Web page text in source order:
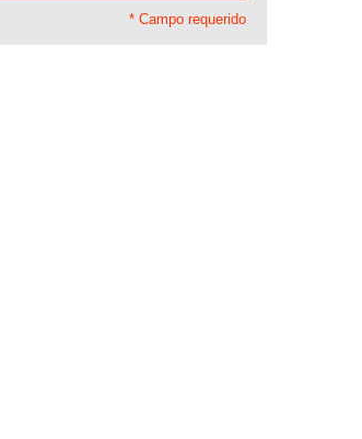
* Campo requerido